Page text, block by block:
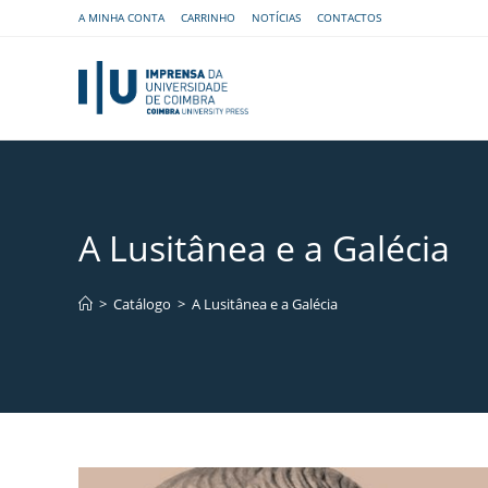
A MINHA CONTA CARRINHO NOTÍCIAS CONTACTOS
A Lusitânea e a Galécia
> Catálogo > A Lusitânea e a Galécia